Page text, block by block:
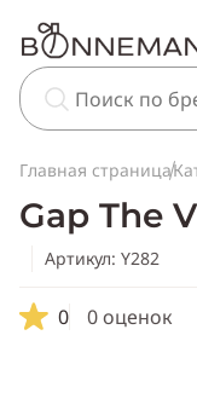
Главная страница
Gap The
Артикул: Y282
0 0 оценок